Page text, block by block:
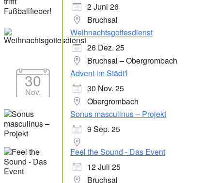
2 Juni 26
Bruchsal
Weihnachtsgottesdienst
26 Dez. 25
Bruchsal – Obergrombach
30
Nov.
Advent im Städt'l
30 Nov. 25
Obergrombach
Sonus masculinus – Projekt
9 Sep. 25
Feel the Sound - Das Event
12 Juli 25
Bruchsal